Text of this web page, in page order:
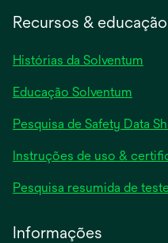
Recursos & educação
Histórias da Solventum
Educação Solventum
Pesquisa de Safety Data
Instruções de uso &
Pesquisa resumida de
Informações